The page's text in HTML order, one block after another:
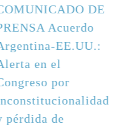
COMUNICADO DE
PRENSA Acuerdo
Argentina-EE.UU.:
Alerta en el
Congreso por
inconstitucionalidad
y pérdida de